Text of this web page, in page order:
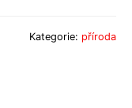
Kategorie: příroda